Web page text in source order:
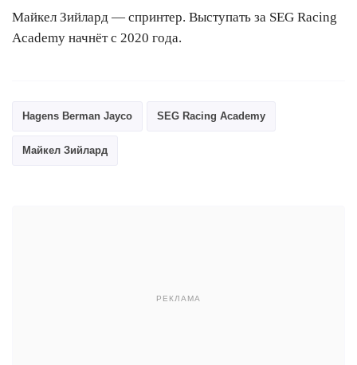
Майкел Зийлард — спринтер. Выступать за SEG Racing
Academy начнёт с 2020 года.
Hagens Berman Jayco SEG Racing Academy
Майкел Зийлард
РЕКЛАМА